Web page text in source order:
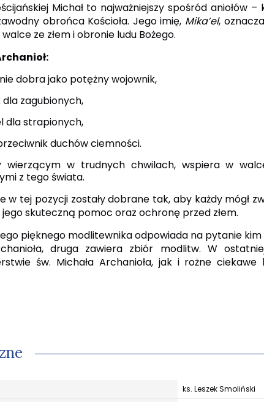
Michał to najważniejszy spośród aniołów
obrońca Kościoła. Jego imię, Mika’el,
walce ze złem i obronie ludu Bożego.
dobra jako potężny wojownik,
zagubionych,
dla strapionych,
duchów ciemności.
wierzącym w trudnych chwilach, wspiera w
z tego świata.
w tej pozycji zostały dobrane tak, aby każdy mógł
skuteczną pomoc oraz ochronę przed złem.
pięknego modlitewnika odpowiada na pytanie kim
druga zawiera zbiór modlitw. W
św. Michała Archanioła, jak i rożne
ks. Leszek Smoliński